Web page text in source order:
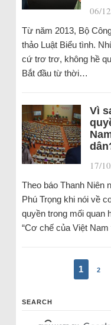
06/
Từ năm 2013, Bộ
thảo Luật Biểu tình.
cứ trơ trơ, không hề
Bắt đầu từ thời…
Vì
17/
Theo báo Thanh Niên
Phú Trọng khi nói về
quyền trong mối quan
“Cơ chế của Việt
1 2
SEARCH